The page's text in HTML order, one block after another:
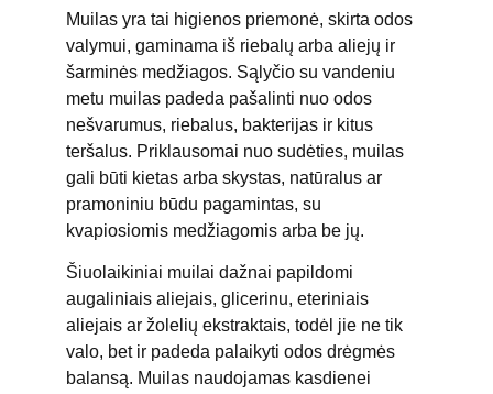
Muilas yra tai higienos priemonė, skirta odos
valymui, gaminama iš riebalų arba aliejų ir
šarminės medžiagos. Sąlyčio su vandeniu
metu muilas padeda pašalinti nuo odos
nešvarumus, riebalus, bakterijas ir kitus
teršalus. Priklausomai nuo sudėties, muilas
gali būti kietas arba skystas, natūralus ar
pramoniniu būdu pagamintas, su
kvapiosiomis medžiagomis arba be jų.
Šiuolaikiniai muilai dažnai papildomi
augaliniais aliejais, glicerinu, eteriniais
aliejais ar žolelių ekstraktais, todėl jie ne tik
valo, bet ir padeda palaikyti odos drėgmės
balansą. Muilas naudojamas kasdienei